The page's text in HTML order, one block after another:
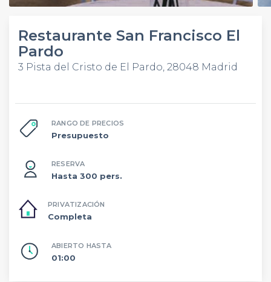
Restaurante San Francisco El
Pardo
3 Pista del Cristo de El Pardo, 28048 Madrid
RANGO DE PRECIOS
Presupuesto
RESERVA
Hasta 300 pers.
PRIVATIZACIÓN
Completa
ABIERTO HASTA
01:00